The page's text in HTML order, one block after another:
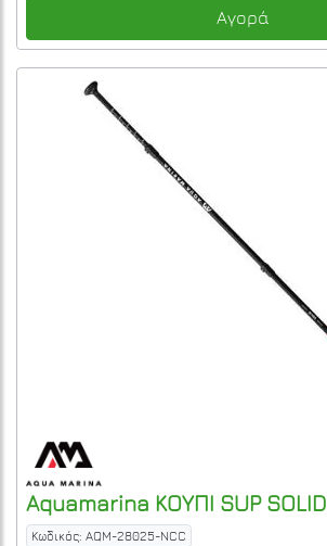
Αγορά
Aquamarina ΚΟΥΠΙ SUP SOLID
Κωδικός: AQM-28025-NCC